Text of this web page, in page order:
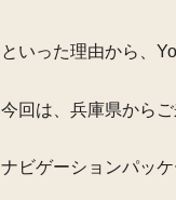
といった理由から、
今回は、 兵庫県から
ナビゲーションパッ